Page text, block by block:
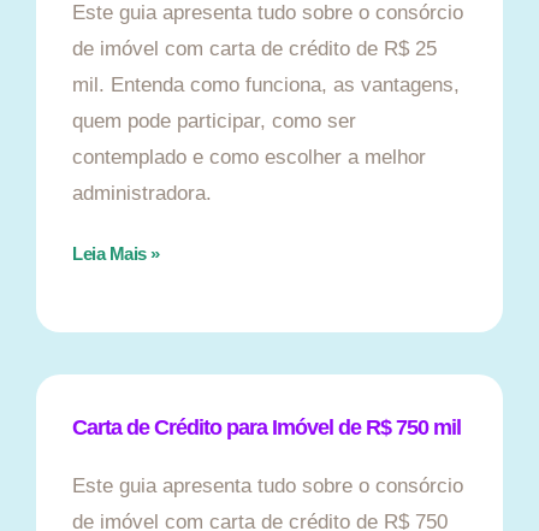
Este guia apresenta tudo sobre o consórcio
de imóvel com carta de crédito de R$ 25
mil. Entenda como funciona, as vantagens,
quem pode participar, como ser
contemplado e como escolher a melhor
administradora.
Leia Mais »
Carta de Crédito para Imóvel de R$ 750 mil
Este guia apresenta tudo sobre o consórcio
de imóvel com carta de crédito de R$ 750